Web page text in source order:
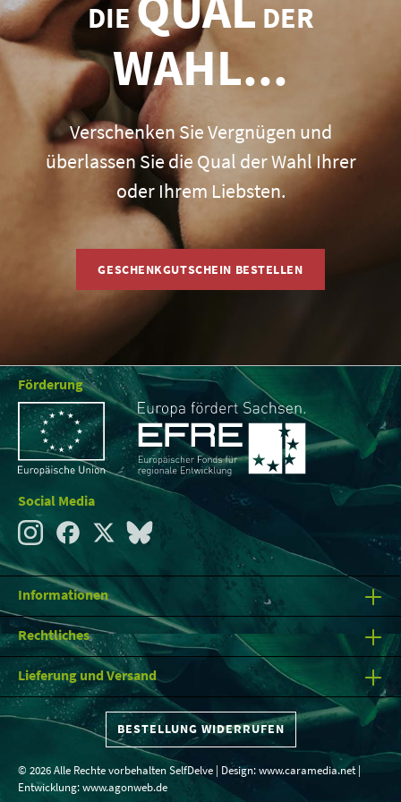
DIE DER
WAHL...
Verschenken Sie Vergnügen und
überlassen Sie die Qual der Wahl Ihrer
oder Ihrem Liebsten.
GESCHENKGUTSCHEIN BESTELLEN
Förderung
Social Media
Informationen
Rechtliches
Lieferung und Versand
BESTELLUNG WIDERRUFEN
© 2026 Alle Rechte vorbehalten SelfDelve | Design:www.caramedia.net|
Entwicklung:www.agonweb.de